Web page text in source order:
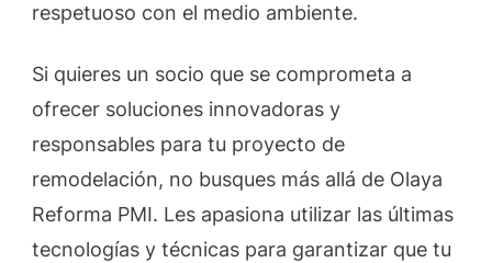
respetuoso con el medio ambiente.
Si quieres un socio que se comprometa a
ofrecer soluciones innovadoras y
responsables para tu proyecto de
remodelación, no busques más allá de Olaya
Reforma PMI. Les apasiona utilizar las últimas
tecnologías y técnicas para garantizar que tu